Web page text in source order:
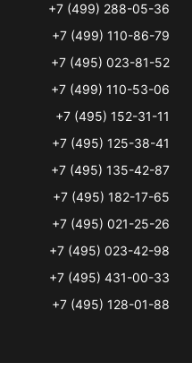
+7 (499) 288-05-36
+7 (499) 110-86-79
+7 (495) 023-81-52
+7 (499) 110-53-06
+7 (495) 152-31-11
+7 (495) 125-38-41
+7 (495) 135-42-87
+7 (495) 182-17-65
+7 (495) 021-25-26
+7 (495) 023-42-98
+7 (495) 431-00-33
+7 (495) 128-01-88